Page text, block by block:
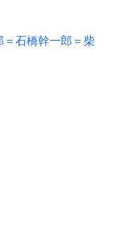
＝石橋幹一郎＝柴